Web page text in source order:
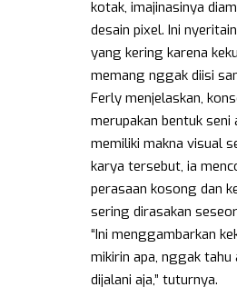
kotak, imajinasinya
desain pixel. Ini
yang kering karena
memang nggak diisi
Ferly menjelaskan,
merupakan bentuk
memiliki makna visual
karya tersebut, ia
perasaan kosong dan
sering dirasakan
“Ini menggambarkan
mikirin apa, nggak tahu
dijalani aja,” tuturnya.